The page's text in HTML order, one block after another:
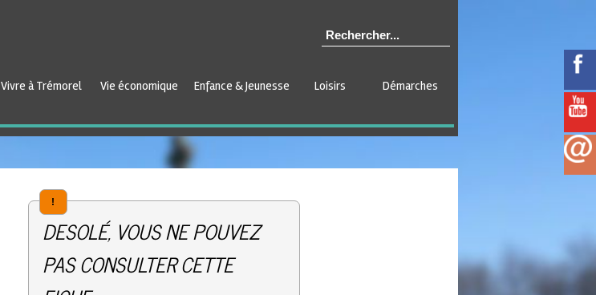
Vivre à Trémorel Vie économique Enfance & Jeunesse Loisirs Démarches
!
DESOLÉ, VOUS NE POUVEZ
PAS CONSULTER CETTE